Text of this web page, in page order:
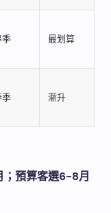
季 最划算
季 漸升
；預算客選6-8月